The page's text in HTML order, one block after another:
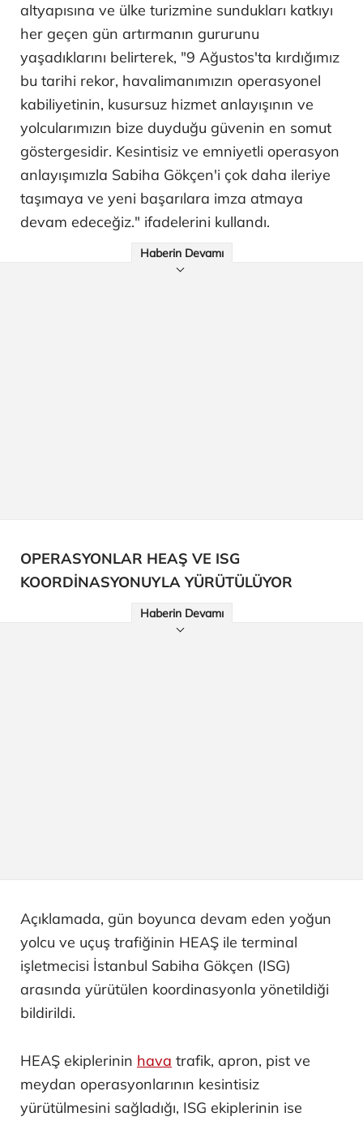
altyapısına ve ülke turizmine sundukları katkıyı
her geçen gün artırmanın gururunu
yaşadıklarını belirterek, "9 Ağustos'ta kırdığımız
bu tarihi rekor, havalimanımızın operasyonel
kabiliyetinin, kusursuz hizmet anlayışının ve
yolcularımızın bize duyduğu güvenin en somut
göstergesidir. Kesintisiz ve emniyetli operasyon
anlayışımızla Sabiha Gökçen'i çok daha ileriye
taşımaya ve yeni başarılara imza atmaya
devam edeceğiz." ifadelerini kullandı.
Haberin Devamı
OPERASYONLAR HEAŞ VE ISG
KOORDİNASYONUYLA YÜRÜTÜLÜYOR
Haberin Devamı
Açıklamada, gün boyunca devam eden yoğun
yolcu ve uçuş trafiğinin HEAŞ ile terminal
işletmecisi İstanbul Sabiha Gökçen (ISG)
arasında yürütülen koordinasyonla yönetildiği
bildirildi.
HEAŞ ekiplerinin hava trafik, apron, pist ve
meydan operasyonlarının kesintisiz
yürütülmesini sağladığı, ISG ekiplerinin ise